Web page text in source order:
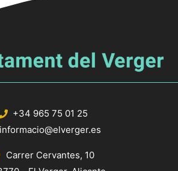
+34 965 75 01 25
informacio@elverger.es
Carrer Cervantes, 10